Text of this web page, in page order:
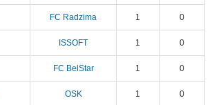
FC Radzima 1 0
ISSOFT 1 0
FC BelStar 1 0
OSK 1 0